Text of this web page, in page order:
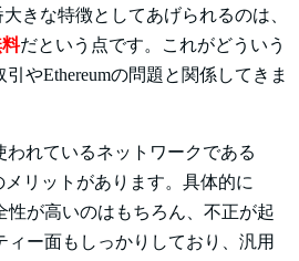
きな特徴としてあげられるのは、
だという点です。これがどういう
やEthereumの問題と関係してきま
れているネットワークである
メリットがあります。具体的に
性が高いのはもちろん、不正が起
ィー面もしっかりしており、汎用